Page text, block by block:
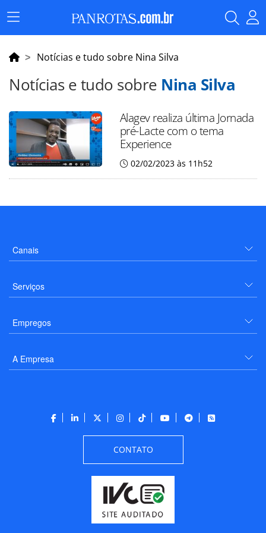
Menu
Principal
Notícias e tudo sobre Nina Silva
Notícias e tudo sobre Nina Silva
Alagev realiza última Jornada
pré-Lacte com o tema
Experience
02/02/2023 às 11h52
Canais
Serviços
Empregos
A Empresa
CONTATO